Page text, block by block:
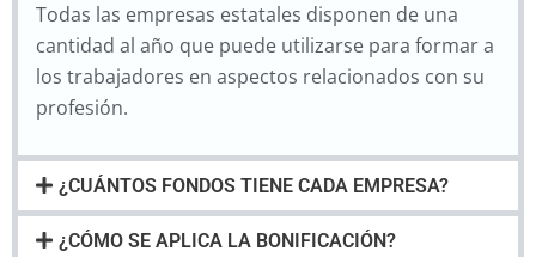
Todas las empresas estatales disponen de una
cantidad al año que puede utilizarse para formar a
los trabajadores en aspectos relacionados con su
profesión.
¿CUÁNTOS FONDOS TIENE CADA EMPRESA?
¿CÓMO SE APLICA LA BONIFICACIÓN?